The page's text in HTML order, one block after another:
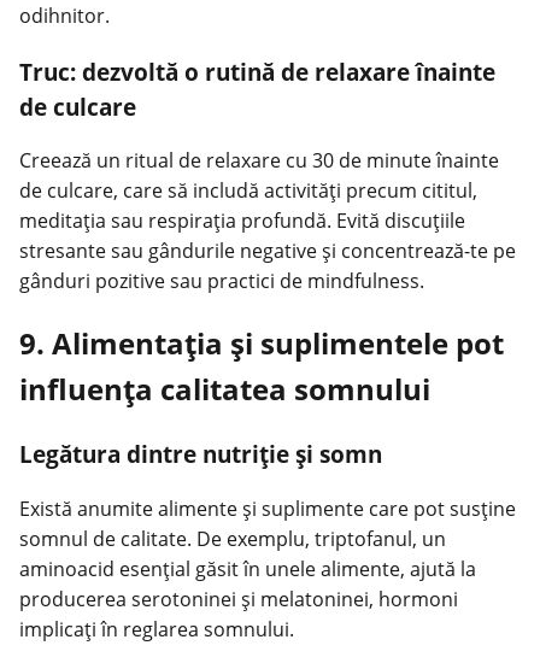
odihnitor.
Truc: dezvoltă o rutină de relaxare înainte
de culcare
Creează un ritual de relaxare cu 30 de minute înainte
de culcare, care să includă activități precum cititul,
meditația sau respirația profundă. Evită discuțiile
stresante sau gândurile negative și concentrează-te pe
gânduri pozitive sau practici de mindfulness.
9. Alimentația și suplimentele pot
influența calitatea somnului
Legătura dintre nutriție și somn
Există anumite alimente și suplimente care pot susține
somnul de calitate. De exemplu, triptofanul, un
aminoacid esențial găsit în unele alimente, ajută la
producerea serotoninei și melatoninei, hormoni
implicați în reglarea somnului.